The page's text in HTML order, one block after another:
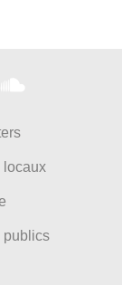
locaux
publics